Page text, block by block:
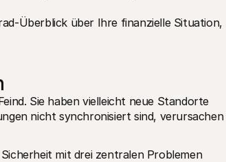
Überblick über Ihre finanzielle Situation,
Sie haben vielleicht neue Standorte
nicht synchronisiert sind, verursachen
mit drei zentralen Problemen